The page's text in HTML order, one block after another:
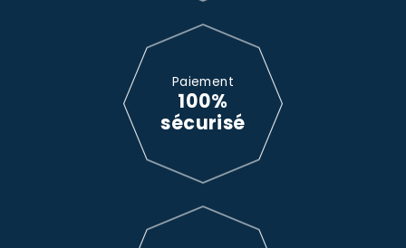
Paiement
100%
sécurisé